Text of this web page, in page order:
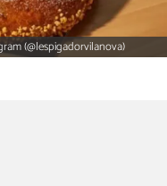
(@lespigadorvilanova)